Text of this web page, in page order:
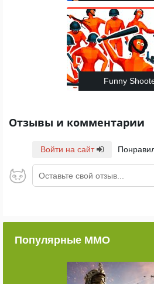
Funny
Отзывы и комментарии
Войти на сайт
Оставьте свой отзыв...
Популярные ММО